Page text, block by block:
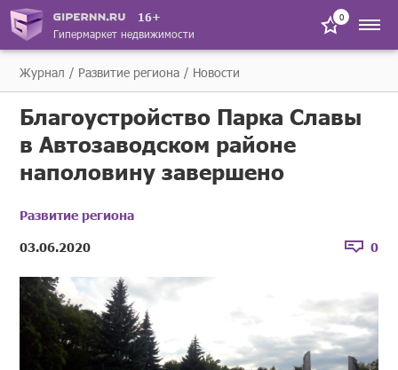
16+
Гипермаркет недвижимости
0
Журнал Развитие региона Новости
Благоустройство Парка Славы
в Автозаводском районе
наполовину завершено
Развитие региона
03.06.2020
0